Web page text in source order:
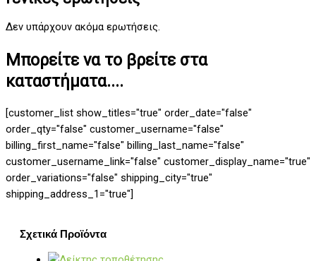
Δεν υπάρχουν ακόμα ερωτήσεις.
Μπορείτε να το βρείτε στα
καταστήματα....
[customer_list show_titles="true" order_date="false"
order_qty="false" customer_username="false"
billing_first_name="false" billing_last_name="false"
customer_username_link="false" customer_display_name="true"
order_variations="false" shipping_city="true"
shipping_address_1="true"]
Σχετικά Προϊόντα